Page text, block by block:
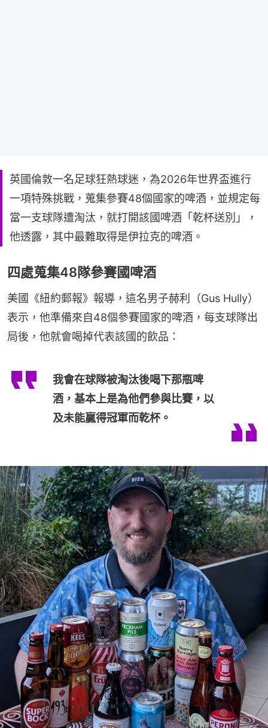
英國倫敦一名足球狂熱球迷，為2026年世界盃進行
一項特殊挑戰，蒐集參賽48個國家的啤酒，並規定每
當一支球隊遭淘汰，就打開該國啤酒「乾杯送別」，
他透露，其中最難取得是伊拉克的啤酒。
四處蒐集48隊參賽國啤酒
美國《紐約郵報》報導，這名男子赫利（Gus Hully）
表示，他準備來自48個參賽國家的啤酒，每支球隊出
局後，他就會喝掉代表該國的飲品：
我會在球隊被淘汰後喝下那瓶啤
酒，基本上是為他們參與比賽，以
及未能贏得冠軍而乾杯。